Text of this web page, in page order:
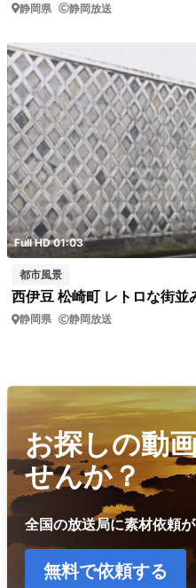
静岡県 静岡放送
Full HD 01:03
都市風景
西伊豆 松崎町 レトロな街並
静岡県 静岡放送
お探しの動
せんか？
全国の放送局に素材依頼が
無料で依頼する